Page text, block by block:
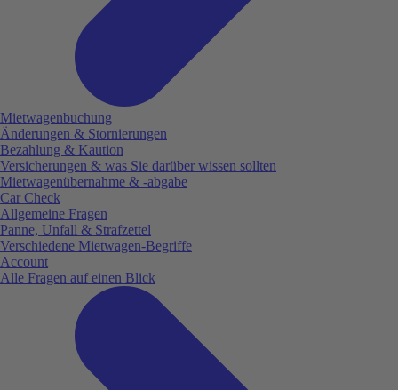
Mietwagenbuchung
Änderungen & Stornierungen
Bezahlung & Kaution
Versicherungen & was Sie darüber wissen sollten
Mietwagenübernahme & -abgabe
Car Check
Allgemeine Fragen
Panne, Unfall & Strafzettel
Verschiedene Mietwagen-Begriffe
Account
Alle Fragen auf einen Blick